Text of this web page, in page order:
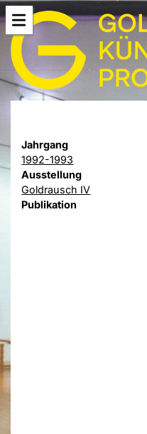
Jahrgang
1992-1993
Ausstellung
Goldrausch IV
Publikation